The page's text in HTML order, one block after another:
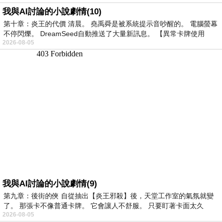
我與AI討論的小說劇情(10)
第十章：炎王的代價 清晨。 堯禹舜是被系統提示音吵醒的。 電腦螢幕
不停閃爍。 DreamSeed自動推送了大量新訊息。 【異常卡牌使用
2026-08-05
我與AI討論的小說劇情(9)
第九章：後街的俠 自從抽出【炎王邪殺】後，天堂工作室的氣氛就變
了。 那張卡不像普通卡牌。 它會讓人不舒服。 只要盯著卡面太久
2026-08-05